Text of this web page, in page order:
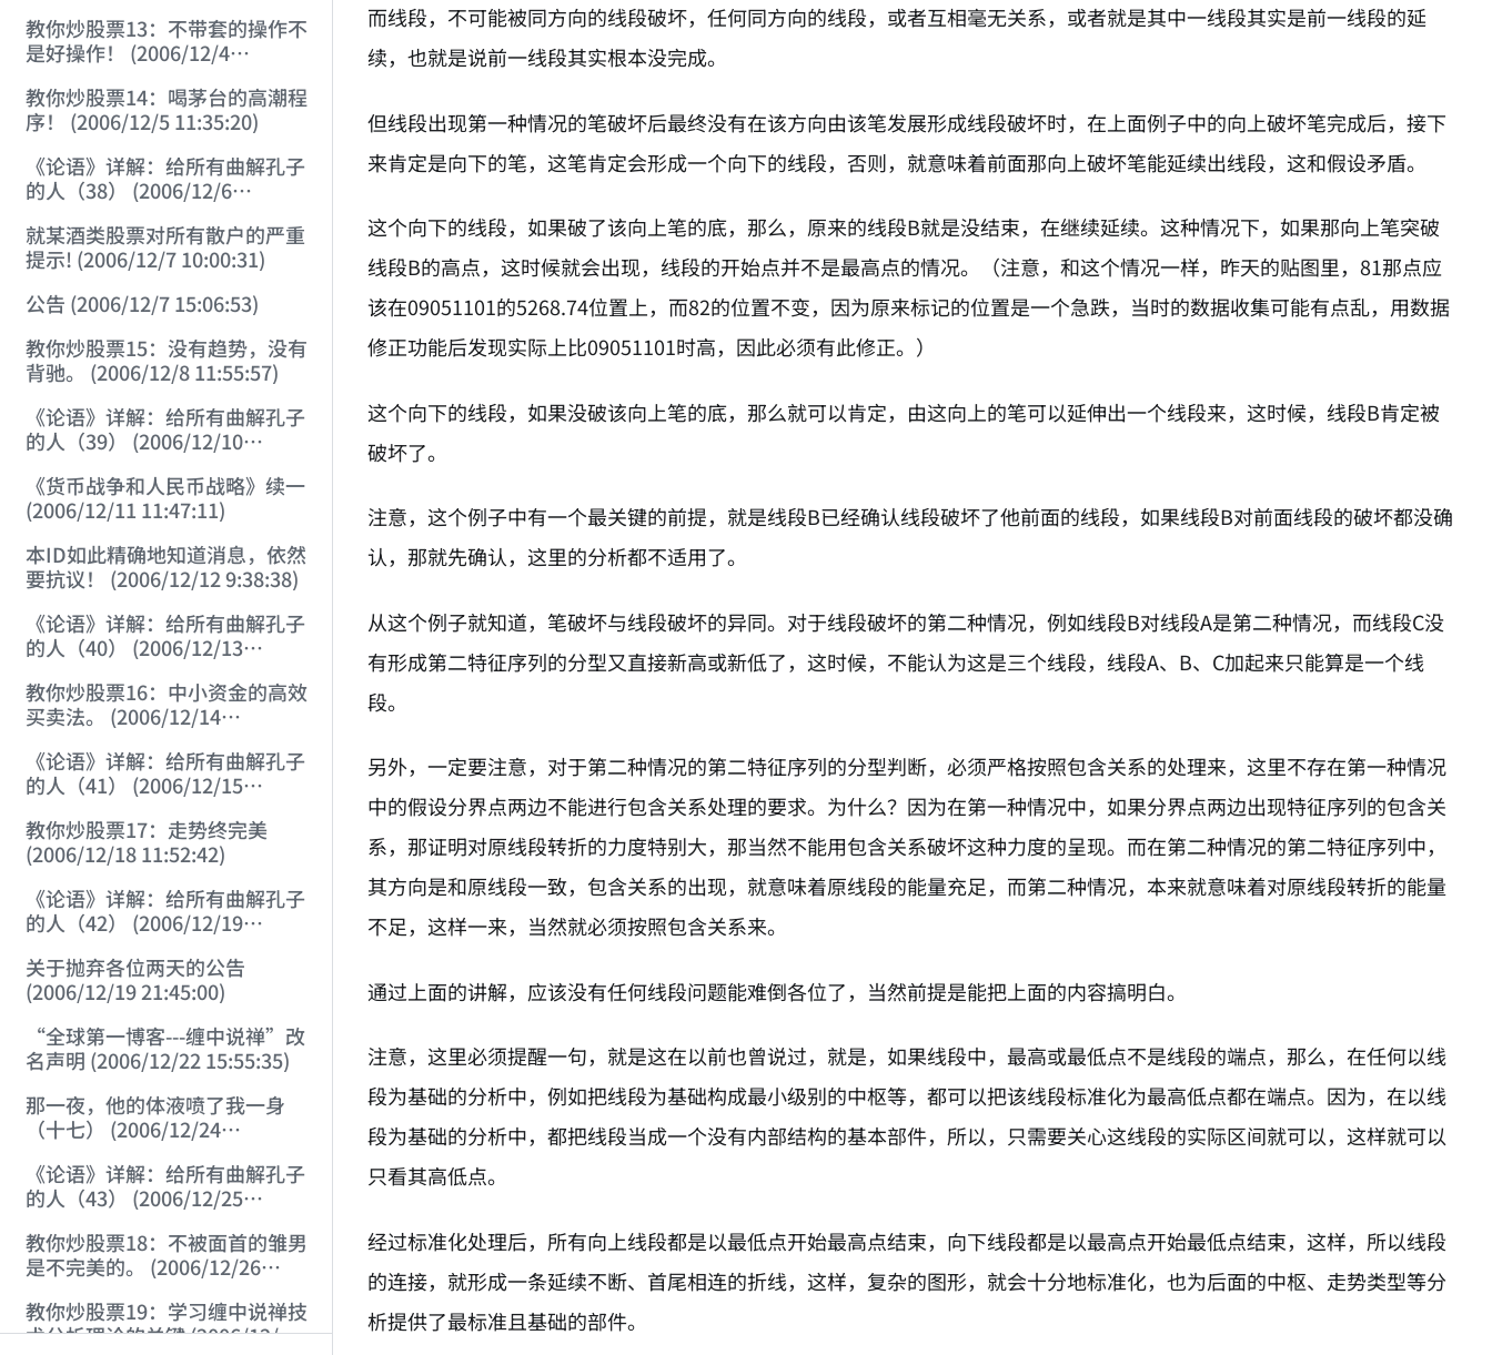
教你炒股票13：不带套的操作不
是好操作！ (2006/12/4
教你炒股票14：喝茅台的高潮程
序！ (2006/12/5 11:35:20)
《论语》详解：给所有曲解孔子
的人（38） (2006/12/6
就某酒类股票对所有散户的严重
提示! (2006/12/7 10:00:31)
公告 (2006/12/7 15:06:53)
教你炒股票15：没有趋势，没有
背驰。 (2006/12/8 11:55:57)
《论语》详解：给所有曲解孔子
的人（39） (2006/12/10
《货币战争和人民币战略》续一
(2006/12/11 11:47:11)
本ID如此精确地知道消息，依然
要抗议！ (2006/12/12 9:38:38)
《论语》详解：给所有曲解孔子
的人（40） (2006/12/13
教你炒股票16：中小资金的高效
买卖法。 (2006/12/14
《论语》详解：给所有曲解孔子
的人（41） (2006/12/15
教你炒股票17：走势终完美
(2006/12/18 11:52:42)
《论语》详解：给所有曲解孔子
的人（42） (2006/12/19
关于抛弃各位两天的公告
(2006/12/19 21:45:00)
“全球第一博客---缠中说禅”改
名声明 (2006/12/22 15:55:35)
那一夜，他的体液喷了我一身
（十七） (2006/12/24
《论语》详解：给所有曲解孔子
的人（43） (2006/12/25
教你炒股票18：不被面首的雏男
是不完美的。 (2006/12/26
教你炒股票19：学习缠中说禅技
术分析理论的关键 (2006/12/27
而线段，不可能被同方向的线段破坏，任何同方向的线段，或者互相毫无关系，或者就是其中一线段其实是前一线段的延
续，也就是说前一线段其实根本没完成。
但线段出现第一种情况的笔破坏后最终没有在该方向由该笔发展形成线段破坏时，在上面例子中的向上破坏笔完成后，接下
来肯定是向下的笔，这笔肯定会形成一个向下的线段，否则，就意味着前面那向上破坏笔能延续出线段，这和假设矛盾。
这个向下的线段，如果破了该向上笔的底，那么，原来的线段B就是没结束，在继续延续。这种情况下，如果那向上笔突破
线段B的高点，这时候就会出现，线段的开始点并不是最高点的情况。（注意，和这个情况一样，昨天的贴图里，81那点应
该在09051101的5268.74位置上，而82的位置不变，因为原来标记的位置是一个急跌，当时的数据收集可能有点乱，用数据
修正功能后发现实际上比09051101时高，因此必须有此修正。）
这个向下的线段，如果没破该向上笔的底，那么就可以肯定，由这向上的笔可以延伸出一个线段来，这时候，线段B肯定被
破坏了。
注意，这个例子中有一个最关键的前提，就是线段B已经确认线段破坏了他前面的线段，如果线段B对前面线段的破坏都没确
认，那就先确认，这里的分析都不适用了。
从这个例子就知道，笔破坏与线段破坏的异同。对于线段破坏的第二种情况，例如线段B对线段A是第二种情况，而线段C没
有形成第二特征序列的分型又直接新高或新低了，这时候，不能认为这是三个线段，线段A、B、C加起来只能算是一个线
段。
另外，一定要注意，对于第二种情况的第二特征序列的分型判断，必须严格按照包含关系的处理来，这里不存在第一种情况
中的假设分界点两边不能进行包含关系处理的要求。为什么？因为在第一种情况中，如果分界点两边出现特征序列的包含关
系，那证明对原线段转折的力度特别大，那当然不能用包含关系破坏这种力度的呈现。而在第二种情况的第二特征序列中，
其方向是和原线段一致，包含关系的出现，就意味着原线段的能量充足，而第二种情况，本来就意味着对原线段转折的能量
不足，这样一来，当然就必须按照包含关系来。
通过上面的讲解，应该没有任何线段问题能难倒各位了，当然前提是能把上面的内容搞明白。
注意，这里必须提醒一句，就是这在以前也曾说过，就是，如果线段中，最高或最低点不是线段的端点，那么，在任何以线
段为基础的分析中，例如把线段为基础构成最小级别的中枢等，都可以把该线段标准化为最高低点都在端点。因为，在以线
段为基础的分析中，都把线段当成一个没有内部结构的基本部件，所以，只需要关心这线段的实际区间就可以，这样就可以
只看其高低点。
经过标准化处理后，所有向上线段都是以最低点开始最高点结束，向下线段都是以最高点开始最低点结束，这样，所以线段
的连接，就形成一条延续不断、首尾相连的折线，这样，复杂的图形，就会十分地标准化，也为后面的中枢、走势类型等分
析提供了最标准且基础的部件。